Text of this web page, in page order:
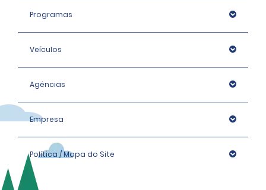
Programas
Veículos
Agências
Empresa
Política / Mapa do Site